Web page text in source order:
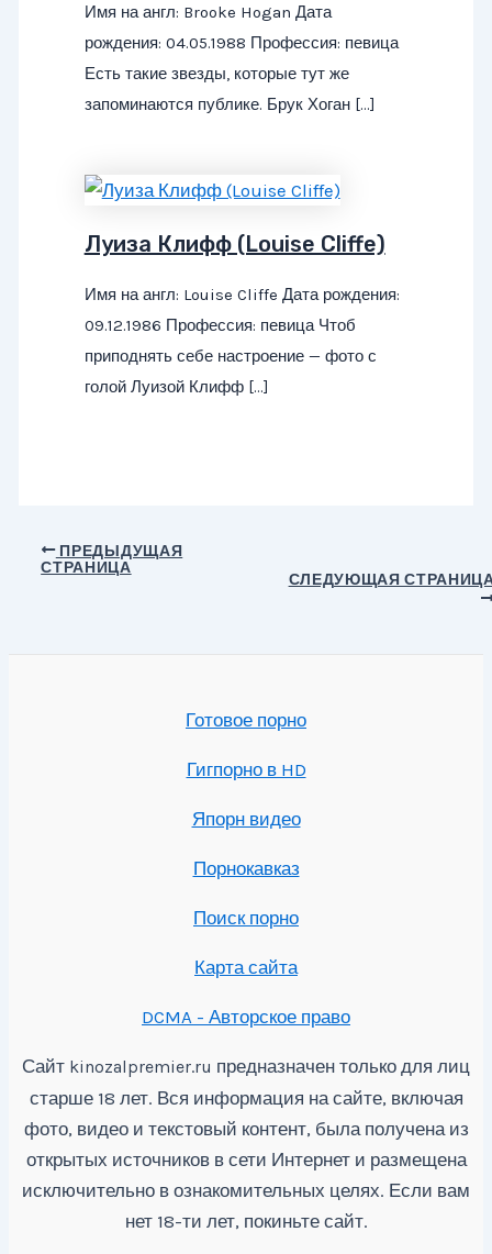
Имя на англ: Brooke Hogan Дата
рождения: 04.05.1988 Профессия: певица
Есть такие звезды, которые тут же
запоминаются публике. Брук Хоган […]
Луиза Клифф (Louise Cliffe)
Имя на англ: Louise Cliffe Дата рождения:
09.12.1986 Профессия: певица Чтоб
приподнять себе настроение — фото с
голой Луизой Клифф […]
Навигация
ПРЕДЫДУЩАЯ
СТРАНИЦА
СЛЕДУЮЩАЯ
Готовое порно
Гигпорно в HD
Япорн видео
Порнокавказ
Поиск порно
Карта сайта
DCMA - Авторское право
Сайт kinozalpremier.ru предназначен только для лиц
старше 18 лет. Вся информация на сайте, включая
фото, видео и текстовый контент, была получена из
открытых источников в сети Интернет и размещена
исключительно в ознакомительных целях. Если вам
нет 18-ти лет, покиньте сайт.